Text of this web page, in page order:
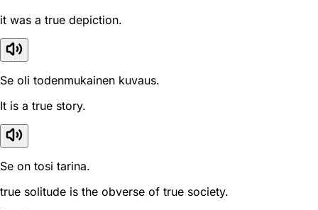
it was a true depiction.
Se oli todenmukainen kuvaus.
It is a true story.
Se on tosi tarina.
true solitude is the obverse of true society.